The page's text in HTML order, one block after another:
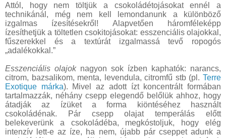
Attól, hogy nem töltjük a csokoládétojásokat ennél a
technikánál, még nem kell lemondanunk a különböző
izgalmas ízesítésekről! Alapvetően háromféleképp
ízesíthetjük a töltetlen csokitojásokat: esszenciális olajokkal,
fűszerekkel és a textúrát izgalmassá tevő ropogós
„adalékokkal.”
Esszenciális olajok nagyon sok ízben kaphatók: narancs,
citrom, bazsalikom, menta, levendula, citromfű stb (pl. Terre
Exotique márka). Mivel az adott ízt koncentrált formában
tartalmazzák, néhány csepp elegendő belőlük ahhoz, hogy
átadják az ízüket a forma kiöntéséhez használt
csokoládénak. Pár csepp olajat temperálás előtt
belekeverünk a csokoládéba, megkóstoljuk, hogy elég
intenzív lett-e az íze, ha nem, újabb pár cseppet adunk a